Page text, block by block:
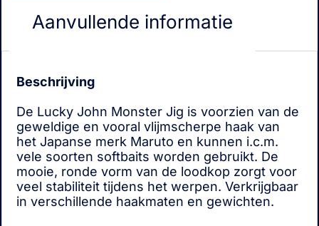
Aanvullende informatie
Beschrijving
De Lucky John Monster Jig is voorzien van de
geweldige en vooral vlijmscherpe haak van
het Japanse merk Maruto en kunnen i.c.m.
vele soorten softbaits worden gebruikt. De
mooie, ronde vorm van de loodkop zorgt voor
veel stabiliteit tijdens het werpen. Verkrijgbaar
in verschillende haakmaten en gewichten.